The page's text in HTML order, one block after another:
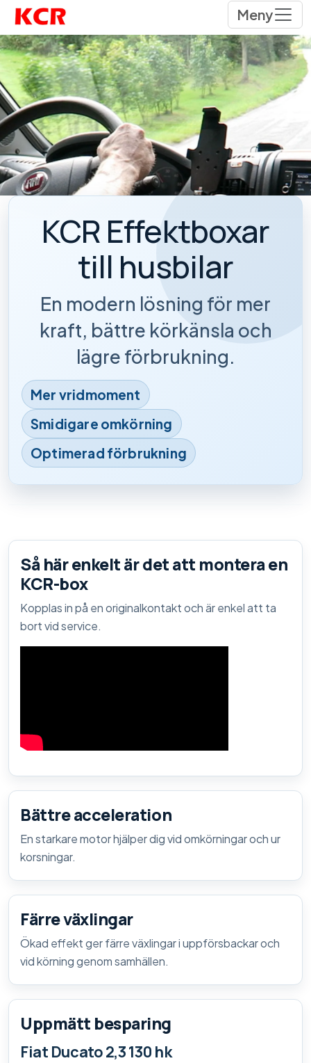
Meny
KCR Effektboxar
till husbilar
En modern lösning för mer
kraft, bättre körkänsla och
lägre förbrukning.
Mer vridmoment
Smidigare omkörning
Optimerad förbrukning
Så här enkelt är det att montera en
KCR-box
Kopplas in på en originalkontakt och är enkel att ta
bort vid service.
Bättre acceleration
En starkare motor hjälper dig vid omkörningar och ur
korsningar.
Färre växlingar
Ökad effekt ger färre växlingar i uppförsbackar och
vid körning genom samhällen.
Uppmätt besparing
Fiat Ducato 2,3 130 hk